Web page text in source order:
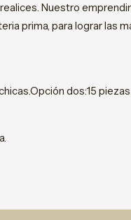
Nuestro
prima, para lograr las
dos:15